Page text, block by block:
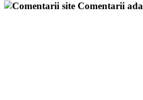
Comentarii